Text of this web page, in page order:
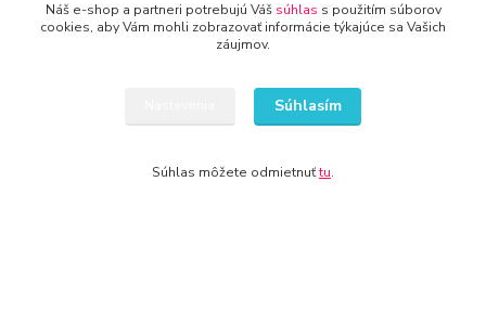
Náš e-shop a partneri potrebujú Váš súhlas s použitím súborov
cookies, aby Vám mohli zobrazovať informácie týkajúce sa Vašich
záujmov.
Súhlasím
Súhlas môžete odmietnuťtu.